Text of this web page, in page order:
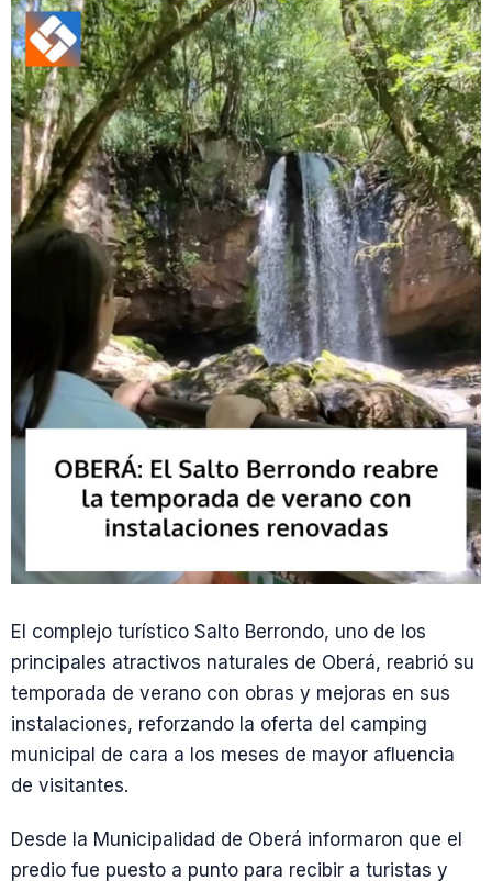
El complejo turístico Salto Berrondo, uno de los
principales atractivos naturales de Oberá, reabrió su
temporada de verano con obras y mejoras en sus
instalaciones, reforzando la oferta del camping
municipal de cara a los meses de mayor afluencia
de visitantes.
Desde la Municipalidad de Oberá informaron que el
predio fue puesto a punto para recibir a turistas y